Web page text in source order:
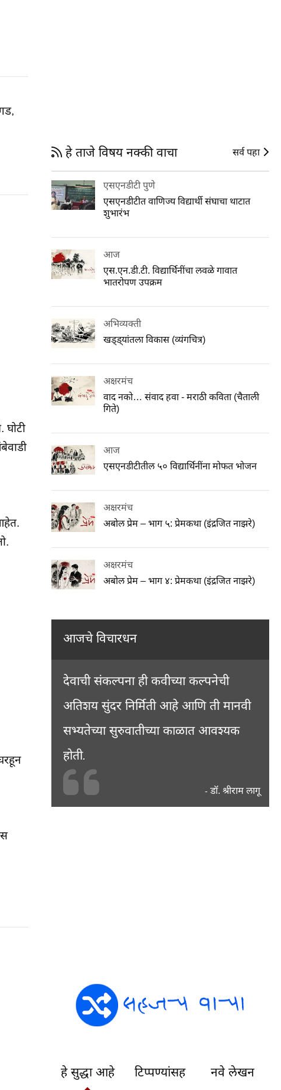
घोटी
हे ताजे विषय नक्की वाचा सर्व पहा
एसएनडीटी पुणे
एसएनडीटीत वाणिज्य विद्यार्थी संघाचा थाटात
शुभारंभ
आज
एस.एन.डी.टी. विद्यार्थिनींचा लवळे गावात
भातरोपण उपक्रम
अभिव्यक्ती
खड्ड्यांतला विकास (व्यंगचित्र)
अक्षरमंच
वाद नको… संवाद हवा - मराठी कविता (चैताली
गिते)
आज
एसएनडीटीतील ५० विद्यार्थिनींना मोफत भोजन
अक्षरमंच
अबोल प्रेम – भाग ५: प्रेमकथा (इंद्रजित नाझरे)
अक्षरमंच
अबोल प्रेम – भाग ४: प्रेमकथा (इंद्रजित नाझरे)
आजचे विचारधन
देवाची संकल्पना ही कवीच्या कल्पनेची
अतिशय सुंदर निर्मिती आहे आणि ती मानवी
सभ्यतेच्या सुरुवातीच्या काळात आवश्यक
होती.
- डॉ. श्रीराम लागू
हे सुद्धा आहे टिप्पण्यांसह नवे लेखन